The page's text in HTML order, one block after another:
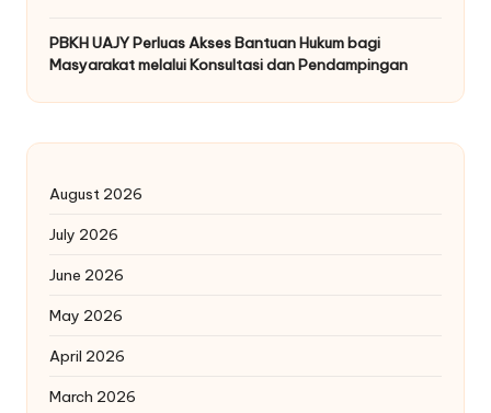
PBKH UAJY Perluas Akses Bantuan Hukum bagi
Masyarakat melalui Konsultasi dan Pendampingan
August 2026
July 2026
June 2026
May 2026
April 2026
March 2026